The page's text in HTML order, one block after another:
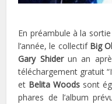
En préambule à la
l’année, le collectif Big
Gary Shiderun an
téléchargement gratuit
et Belita Woodssont
phares de l’album